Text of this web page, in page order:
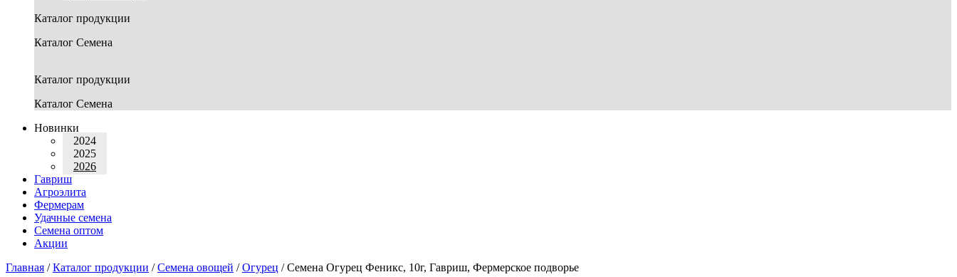
Каталог продукции
Каталог Семена
Каталог продукции
Каталог Семена
Новинки
2024
2025
2026
Гавриш
Агроэлита
Фермерам
Удачные семена
Семена оптом
Акции
Главная /Каталог продукции /Семена овощей /Огурец /Семена Огурец Феникс, 10г, Гавриш, Фермерское подворье